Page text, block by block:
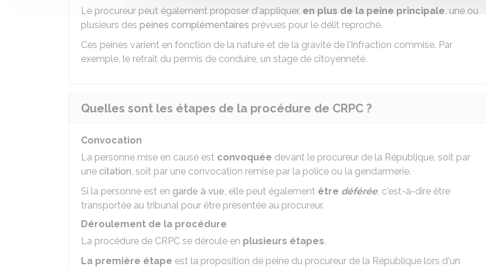
Le procureur peut également proposer d'appliquer, en plus de la peine principale, une ou
plusieurs des peines complémentaires prévues pour le délit reproché.
Ces peines varient en fonction de la nature et de la gravité de l'infraction commise. Par
exemple, le retrait du permis de conduire, un stage de citoyenneté.
Quelles sont les étapes de la procédure de CRPC ?
Convocation
La personne mise en cause est convoquée devant le procureur de la République, soit par
une citation, soit par une convocation remise par la police ou la gendarmerie.
Si la personne est en garde à vue, elle peut également être déférée, c'est-à-dire être
transportée au tribunal pour être présentée au procureur.
Déroulement de la procédure
La procédure de CRPC se déroule en plusieurs étapes.
La première étape est la proposition de peine du procureur de la République lors d'un